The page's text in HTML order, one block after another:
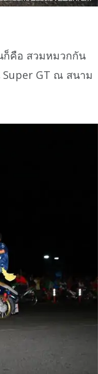
ก็คือ สวมหมวกกัน
Super GT ณ สนาม